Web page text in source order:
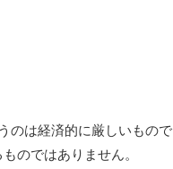
のは経済的に厳しいもので
のではありません。